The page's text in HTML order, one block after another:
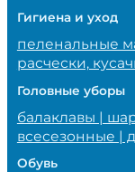
Гигиена и уход
пеленальные
расчески,
Головные уборы
балаклавы |
всесезонные |
Обувь